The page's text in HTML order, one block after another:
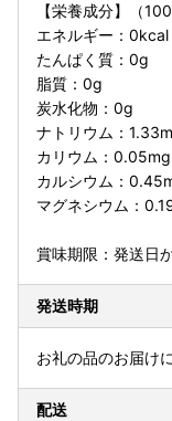
【栄養成分】（
エネルギー：0kcal
たんぱく質：0g
脂質：0g
炭水化物：0g
ナトリウム：
カリウム：0.05mg
カルシウム：
マグネシウム：
賞味期限：発送日
発送時期
お礼の品のお届け
配送